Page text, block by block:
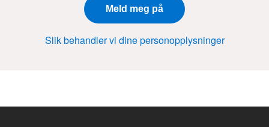
Slik behandler vi dine personopplysninger